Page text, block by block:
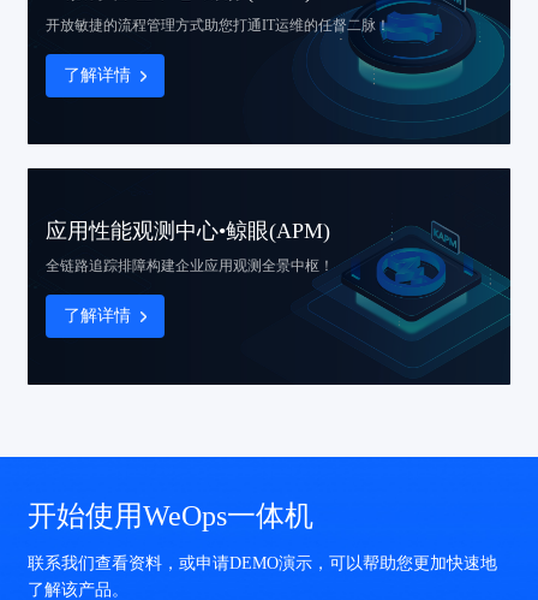
开放敏捷的流程管理方式助您打通IT运维的任督二脉！
了解详情
应用性能观测中心•鲸眼(APM)
全链路追踪排障构建企业应用观测全景中枢！
了解详情
开始使用WeOps一体机
联系我们查看资料，或申请DEMO演示，可以帮助您更加快速地
了解该产品。